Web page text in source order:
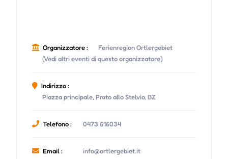
Organizzatore :
Ferienregion Ortlergebiet
(Vedi altri eventi di questo organizzatore)
Indirizzo :
Piazza principale, Prato allo Stelvio, BZ
Telefono : 0473 616034
Email : info@ortlergebiet.it